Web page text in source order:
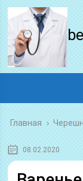
Главная ›
08.02.2020